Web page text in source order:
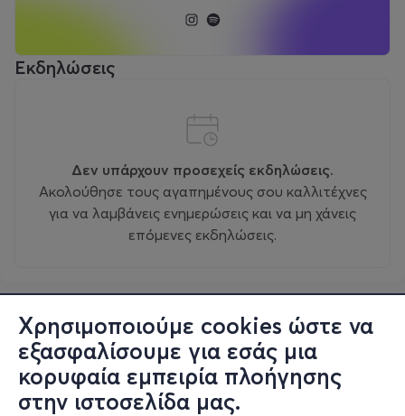
Χρησιμοποιούμε cookies ώστε να
εξασφαλίσουμε για εσάς μια
κορυφαία εμπειρία πλοήγησης
στην ιστοσελίδα μας.
Εκδηλώσεις
Δεν υπάρχουν προσεχείς εκδηλώσεις.
Ακολούθησε τους αγαπημένους σου καλλιτέχνες
για να λαμβάνεις ενημερώσεις και να μη χάνεις
επόμενες εκδηλώσεις.